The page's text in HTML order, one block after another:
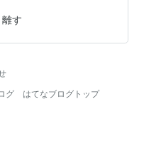
ないけどもはや背負
前、あるサーファーの
ありました。彼は、今
たのを思い出します。
って、そこ…
す
グ
はてなブログトップ